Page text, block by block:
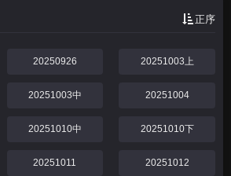
行。六位常驻嘉宾组成的“高能抽风团”，时正序
20250926 20251003上
20251003中 20251004
20251010中 20251010下
20251011 20251012